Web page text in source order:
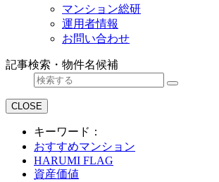
マンション総研
運用者情報
お問い合わせ
記事検索・物件名候補
CLOSE
キーワード：
おすすめマンション
HARUMI FLAG
資産価値